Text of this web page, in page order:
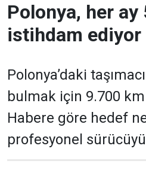
Polonya, her ay
istihdam ediyor
Polonya’daki
bulmak için 9.700
Habere göre hedef
profesyonel